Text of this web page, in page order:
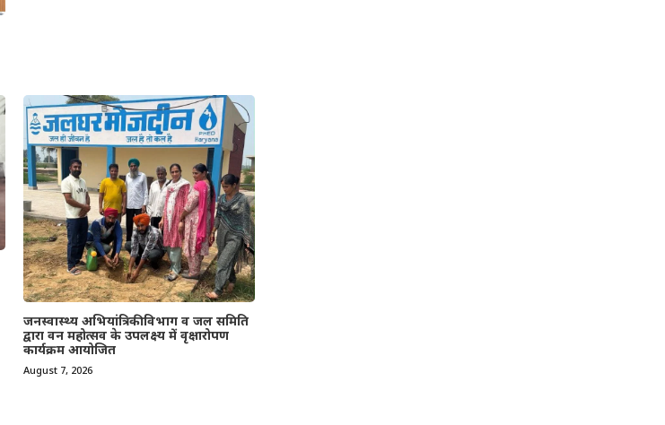
जनस्वास्थ्य अभियांत्रिकी विभाग व जल समिति
द्वारा वन महोत्सव के उपलक्ष्य में वृक्षारोपण
कार्यक्रम आयोजित
August 7, 2026